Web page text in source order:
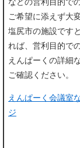
ご希望に添えず大
塩尻市の施設です
れば、営利目的で
えんぱーくの詳細
ご確認ください。
えんぱーく会議室
ジ